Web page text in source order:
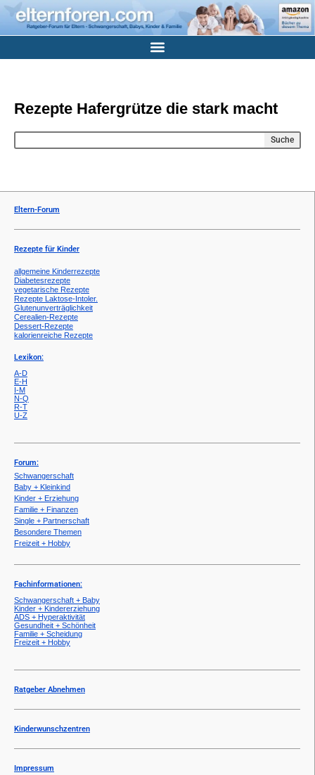
Rezepte Hafergrütze die stark macht
Suche
Eltern-Forum
Rezepte für Kinder
allgemeine Kinderrezepte
Diabetesrezepte
vegetarische Rezepte
Rezepte Laktose-Intoler.
Glutenunverträglichkeit
Cerealien-Rezepte
Dessert-Rezepte
kalorienreiche Rezepte
Lexikon:
A-D
E-H
I-M
N-Q
R-T
U-Z
Forum:
Schwangerschaft
Baby + Kleinkind
Kinder + Erziehung
Familie + Finanzen
Single + Partnerschaft
Besondere Themen
Freizeit + Hobby
Fachinformationen:
Schwangerschaft + Baby
Kinder + Kindererziehung
ADS + Hyperaktivität
Gesundheit + Schönheit
Familie + Scheidung
Freizeit + Hobby
Ratgeber Abnehmen
Kinderwunschzentren
Impressum